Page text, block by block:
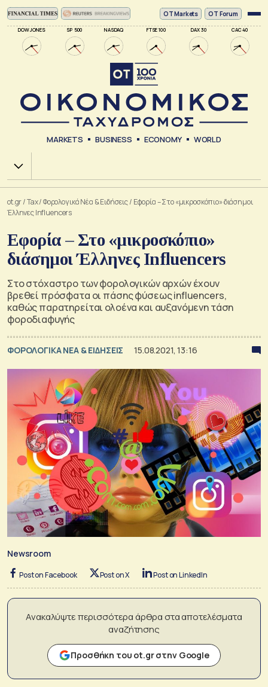
DOW JONES SP 500 NASDAQ FTSE 100 DAX 30 CAC 40
ΟΤ Markets OT Forum
MARKETS BUSINESS ECONOMY WORLD
Χ.Α.
ot.gr/Tax/Φορολογικά Νέα & Eιδήσεις/ Εφορία – Στο «μικροσκόπιο» διάσημοι
Έλληνες Influencers
Εφορία – Στο «μικροσκόπιο»
διάσημοι Έλληνες Influencers
Στο στόχαστρο των φορολογικών αρχών έχουν
βρεθεί πρόσφατα οι πάσης φύσεως influencers,
καθώς παρατηρείται ολοένα και αυξανόμενη τάση
φοροδιαφυγής
ΦΟΡΟΛΟΓΙΚΑ ΝΕΑ & EΙΔΗΣΕΙΣ 15.08.2021, 13:16
Newsroom
Post on Facebook Post on X Post on LinkedIn
Ανακαλύψτε περισσότερα άρθρα στα αποτελέσματα
αναζήτησης
Προσθήκη του ot.gr στην Google